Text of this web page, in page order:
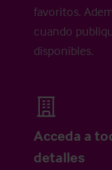
favoritos.
cuando
disponibles.
Acceda a
detalles